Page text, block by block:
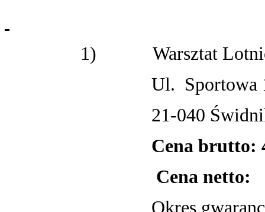
1)
Warsztat
Ul. Sportowa
21-040
Cena brutto:
Cena netto:
Okres